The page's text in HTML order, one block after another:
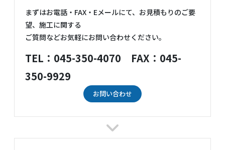
まずはお電話・FAX・Eメールにて、お見積もりのご要
望、施工に関する
ご質問などお気軽にお問い合わせください。
TEL：045-350-4070 FAX：045-
350-9929
お問い合わせ